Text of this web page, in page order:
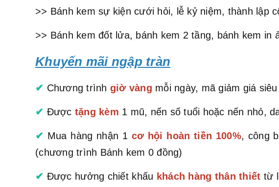
>> Bánh kem sự kiện cưới hỏi, lễ kỷ niệm, thành lập
>> Bánh kem đốt lửa, bánh kem 2 tầng, bánh kem in
Khuyến mãi ngập tràn
✔ Chương trình giờ vàng mỗi ngày, mã giảm giá
✔ Được tặng kèm 1 mũ, nến số tuổi hoặc nến nhỏ,
✔ Mua hàng nhận 1 cơ hội hoàn tiền 100%, công
(chương trình Bánh kem 0 đồng)
✔ Được hưởng chiết khấu khách hàng thân thiết từ